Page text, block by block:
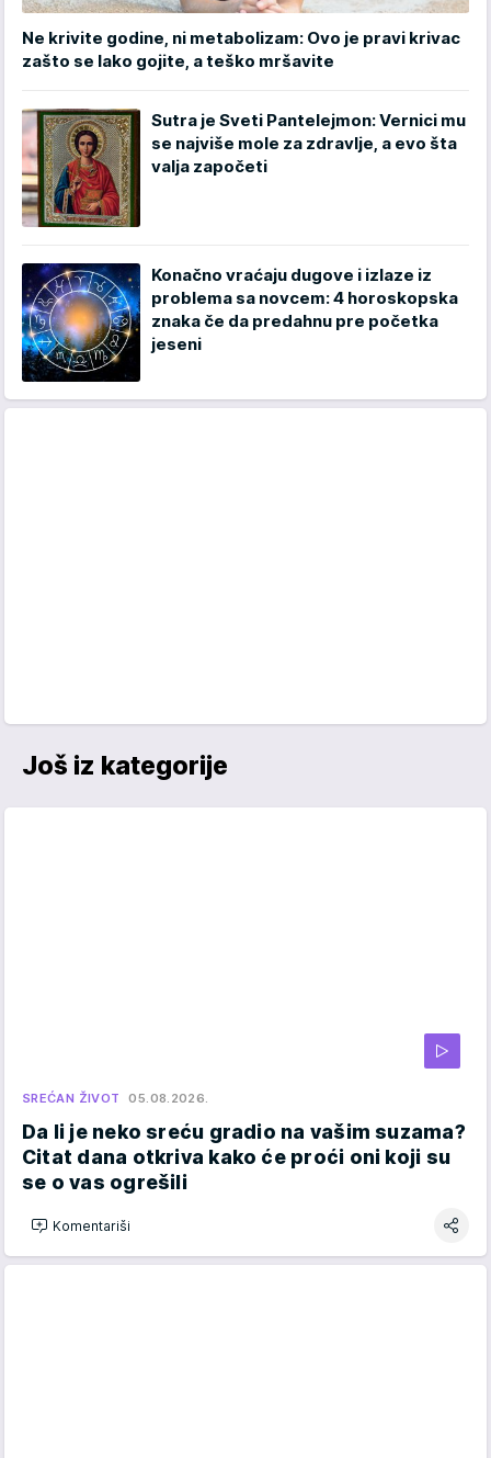
Ne krivite godine, ni metabolizam: Ovo je pravi krivac
zašto se lako gojite, a teško mršavite
Sutra je Sveti Pantelejmon: Vernici mu
se najviše mole za zdravlje, a evo šta
valja započeti
Konačno vraćaju dugove i izlaze iz
problema sa novcem: 4 horoskopska
znaka če da predahnu pre početka
jeseni
Još iz kategorije
SREĆAN ŽIVOT 05.08.2026.
Da li je neko sreću gradio na vašim suzama?
Citat dana otkriva kako će proći oni koji su
se o vas ogrešili
Komentariši